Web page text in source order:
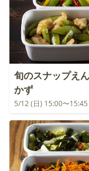
旬のスナップえ
かず
5/12 (日) 15:00〜15:45